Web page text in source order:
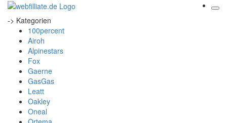
-> Kategorien
100percent
Airoh
Alpinestars
Fox
Gaerne
GasGas
Leatt
Oakley
Oneal